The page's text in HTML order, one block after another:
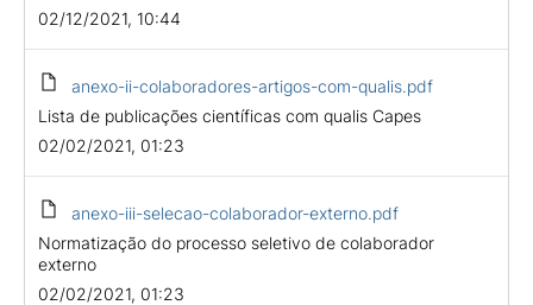
02/12/2021, 10:44
anexo-ii-colaboradores-artigos-com-qualis.pdf
Lista de publicações científicas com qualis Capes
02/02/2021, 01:23
anexo-iii-selecao-colaborador-externo.pdf
Normatização do processo seletivo de colaborador
externo
02/02/2021, 01:23